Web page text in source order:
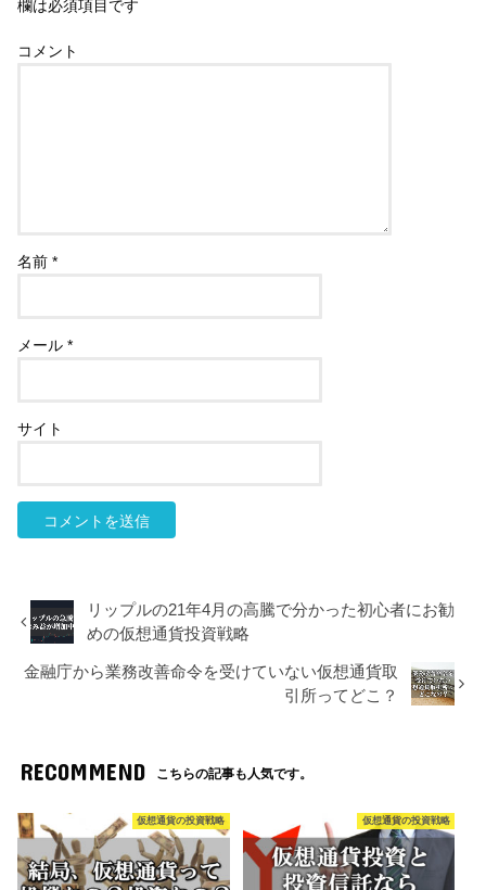
欄は必須項目です
コメント
名前*
メール*
サイト
リップルの21年4月の高騰で分かった初心者にお勧
めの仮想通貨投資戦略
金融庁から業務改善命令を受けていない仮想通貨取
引所ってどこ？
RECOMMEND こちらの記事も人気です。
仮想通貨の投資戦略 仮想通貨の投資戦略